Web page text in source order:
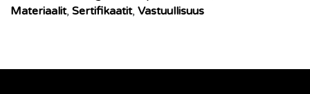
Materiaalit, Sertifikaatit, Vastuullisuus